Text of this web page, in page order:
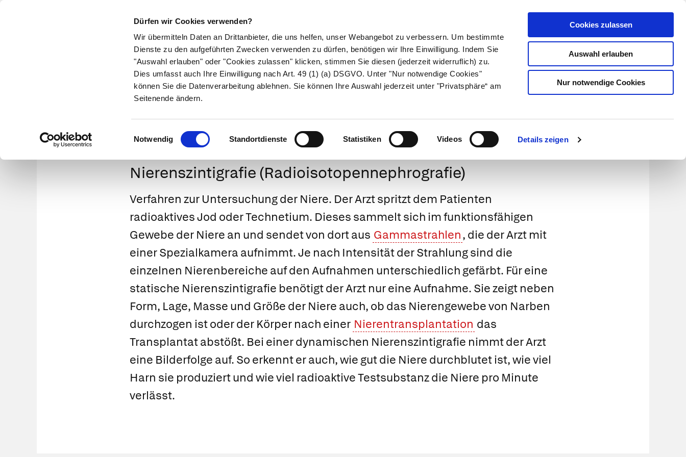
Dürfen wir Cookies verwenden?
Wir übermitteln Daten an Drittanbieter, die uns helfen, unser Webangebot zu verbessern. Um bestimmte
Dienste zu den aufgeführten Zwecken verwenden zu dürfen, benötigen wir Ihre Einwilligung. Indem Sie
"Auswahl erlauben" oder "Cookies zulassen" klicken, stimmen Sie diesen (jederzeit widerruflich) zu.
Dies umfasst auch Ihre Einwilligung nach Art. 49 (1) (a) DSGVO. Unter "Nur notwendige Cookies"
können Sie die Datenverarbeitung ablehnen. Sie können Ihre Auswahl jederzeit unter "Privatsphäre“ am
Seitenende ändern.
Einwilligungsauswahl
Notwendig Standortdienste Statistiken Videos Details zeigen
Cookies zulassen
Auswahl erlauben
Nur notwendige Cookies
Kundenlogin
Suche
Symptome Therapie Medikamente Naturheilkunde Eltern & Kind Gesund leben Über uns
Medizinlexikon
Nierenszintigrafie (Radioisotopennephrografie)
Verfahren zur Untersuchung der Niere. Der Arzt spritzt dem Patienten
radioaktives Jod oder Technetium. Dieses sammelt sich im funktionsfähigen
Gewebe der Niere an und sendet von dort aus Gammastrahlen, die der Arzt mit
einer Spezialkamera aufnimmt. Je nach Intensität der Strahlung sind die
einzelnen Nierenbereiche auf den Aufnahmen unterschiedlich gefärbt. Für eine
statische Nierenszintigrafie benötigt der Arzt nur eine Aufnahme. Sie zeigt neben
Form, Lage, Masse und Größe der Niere auch, ob das Nierengewebe von Narben
durchzogen ist oder der Körper nach einer Nierentransplantation das
Transplantat abstößt. Bei einerdynamischen Nierenszintigrafie nimmt der Arzt
eine Bilderfolge auf. So erkennt er auch, wie gut die Niere durchblutet ist, wie viel
Harn sie produziert und wie viel radioaktive Testsubstanz die Niere pro Minute
verlässt.